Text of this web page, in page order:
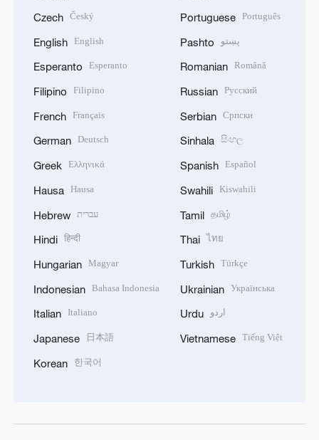
Czech Český
English English
Esperanto Esperanto
Filipino Filipino
French Français
German Deutsch
Greek Ελληνικά
Hausa Hausa
Hebrew עברית
Hindi हिन्दी
Hungarian Magyar
Indonesian Bahasa Indonesia
Italian Italiano
Japanese 日本語
Korean 한국어
Portuguese Português
Pashto پښتو
Romanian Română
Russian Русский
Serbian Српски
Sinhala සිංහල
Spanish Español
Swahili Kiswahili
Tamil தமிழ்
Thai ไทย
Turkish Türkçe
Ukrainian Українська
Urdu اردو
Vietnamese Tiếng Việt